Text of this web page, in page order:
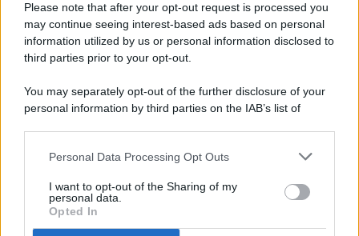
Please note that after your opt-out request is processed you
may continue seeing interest-based ads based on personal
information utilized by us or personal information disclosed to
third parties prior to your opt-out.
You may separately opt-out of the further disclosure of your
personal information by third parties on the IAB’s list of
This information may also be disclosed by us to third parties
disclose it to other third parties.
Personal Data Processing Opt Outs
I want to opt-out of the Sharing of my
personal data.
Opted In
ISCRIZIONE AL ROC N. 35792 – ISCRITTA ALL’ANSO
(ASSOCIAZIONE NAZIONALE STAMPA ONLINE)
PREFERENZE PRIVACY